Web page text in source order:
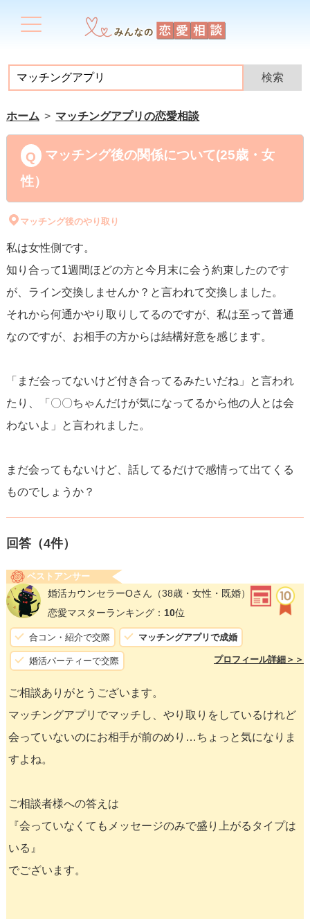
ホーム マッチングアプリの恋愛相談
マッチング後の関係について(25歳・女
性）
マッチング後のやり取り
私は女性側です。
知り合って1週間ほどの方と今月末に会う約束したのです
が、ライン交換しませんか？と言われて交換しました。
それから何通かやり取りしてるのですが、私は至って普通
なのですが、お相手の方からは結構好意を感じます。
「まだ会ってないけど付き合ってるみたいだね」と言われ
たり、「〇〇ちゃんだけが気になってるから他の人とは会
わないよ」と言われました。
まだ会ってもないけど、話してるだけで感情って出てくる
ものでしょうか？
回答（4件）
ベストアンサー
婚活カウンセラーOさん （38歳・女性・既婚）
恋愛マスターランキング： 10位
合コン・紹介で交際 マッチングアプリで成婚
婚活パーティーで交際 プロフィール詳細＞＞
ご相談ありがとうございます。
マッチングアプリでマッチし、やり取りをしているけれど
会っていないのにお相手が前のめり…ちょっと気になりま
すよね。
ご相談者様への答えは
『会っていなくてもメッセージのみで盛り上がるタイプは
いる』
でございます。